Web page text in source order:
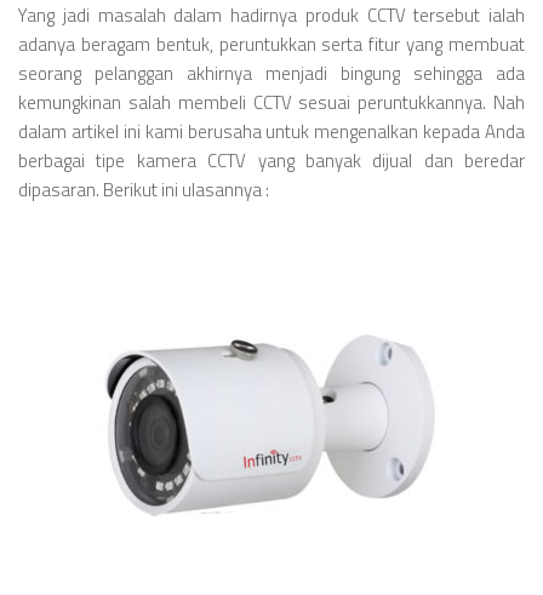
Yang jadi masalah dalam hadirnya produk CCTV tersebut ialah
adanya beragam bentuk, peruntukkan serta fitur yang membuat
seorang pelanggan akhirnya menjadi bingung sehingga ada
kemungkinan salah membeli CCTV sesuai peruntukkannya. Nah
dalam artikel ini kami berusaha untuk mengenalkan kepada Anda
berbagai tipe kamera CCTV yang banyak dijual dan beredar
dipasaran. Berikut ini ulasannya :